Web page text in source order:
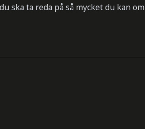
ska ta reda på så mycket du kan om